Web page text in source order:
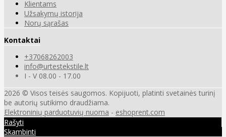
Klientams
Užsakymų istorija
Norų sąrašas
Kontaktai
+37068262003
info@urtestekstile.lt
I - V 08.00 - 17.00
2026 © Visos teisės saugomos. Kopijuoti, platinti svetainės turinį
be autorių sutikimo draudžiama.
Elektroninių parduotuvių nuoma - eshoprent.com
Rašyti
Skambinti